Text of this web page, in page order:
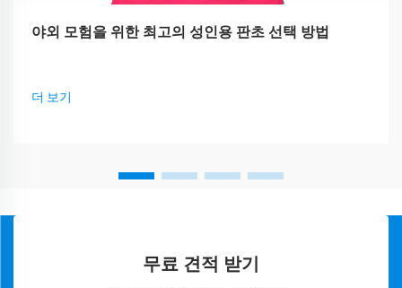
야외 모험을 위한 최고의 성인용 판초 선택 방법
더 보기
무료 견적 받기